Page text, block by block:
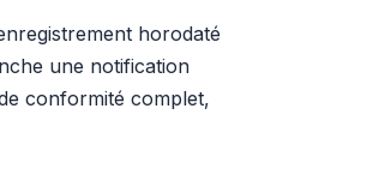
horodaté
une notification
conformité complet,